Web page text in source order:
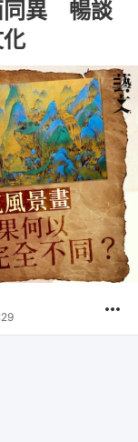
同異 暢談